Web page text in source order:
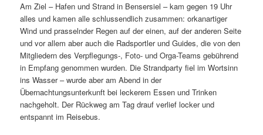
Am Ziel – Hafen und Strand in Bensersiel – kam gegen 19 Uhr
alles und kamen alle schlussendlich zusammen: orkanartiger
Wind und prasselnder Regen auf der einen, auf der anderen Seite
und vor allem aber auch die Radsportler und Guides, die von den
Mitgliedern des Verpflegungs-, Foto- und Orga-Teams gebührend
in Empfang genommen wurden. Die Strandparty fiel im Wortsinn
ins Wasser – wurde aber am Abend in der
Übernachtungsunterkunft bei leckerem Essen und Trinken
nachgeholt. Der Rückweg am Tag drauf verlief locker und
entspannt im Reisebus.